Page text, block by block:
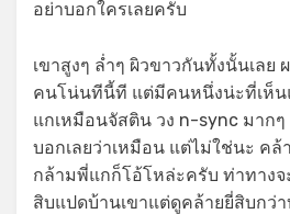
อย่าบอกใครเลยครับ
เขาสูงๆ ล่ำๆ ผิวขาวกันทั้งนั้นเลย
คนโน่นทีนี้ที แต่มีคนหนึ่งน่ะที่เห็น
แกเหมือนจัสติน วง n-sync มากๆ
บอกเลยว่าเหมือน แต่ไม่ใช่นะ คล้
กล้ามพี่แกก็โอ้โหล่ะครับ ท่าทางจ
สิบแปดบ้านเขาแต่ดูคล้ายยี่สิบกว่า